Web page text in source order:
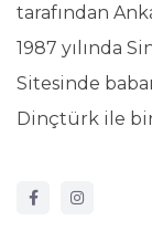
tarafından
1987 yılında
Sitesinde
Dinçtürk ile